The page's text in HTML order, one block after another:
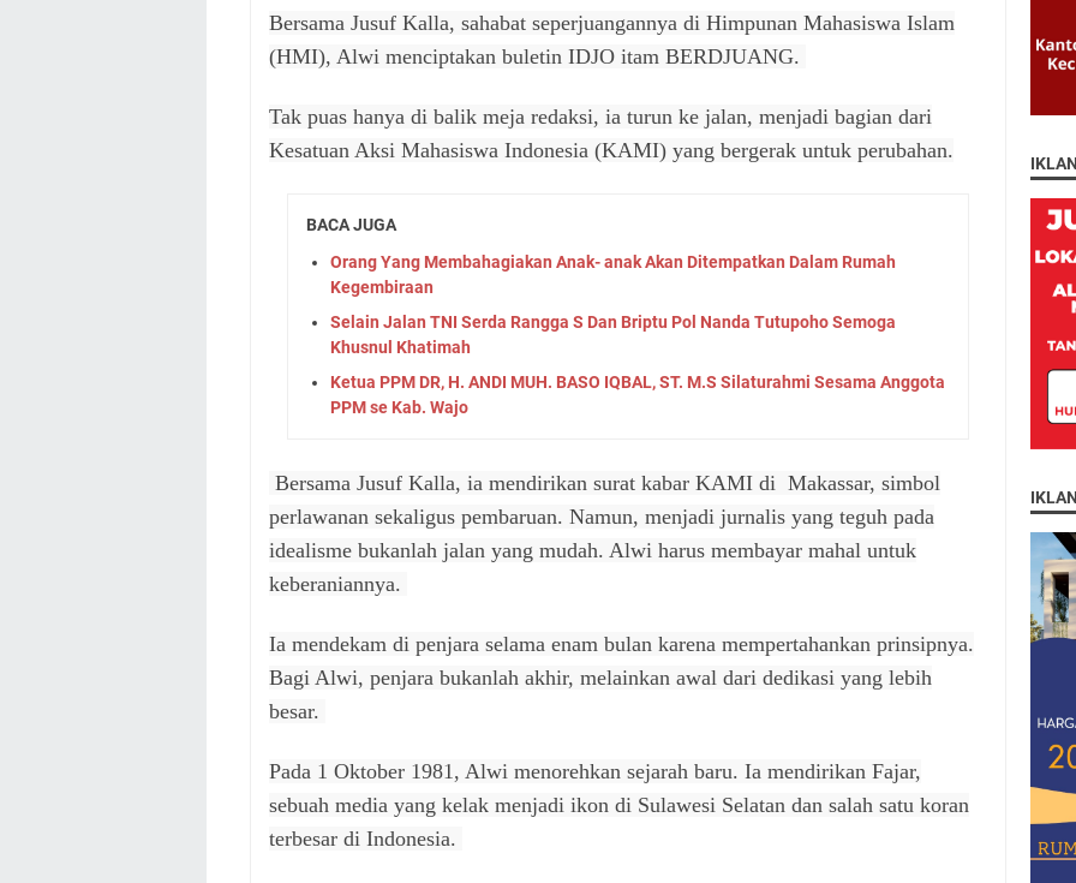
Bersama Jusuf Kalla, sahabat seperjuangannya di Himpunan Mahasiswa Islam
(HMI), Alwi menciptakan buletin IDJO itam BERDJUANG.
Tak puas hanya di balik meja redaksi, ia turun ke jalan, menjadi bagian dari
Kesatuan Aksi Mahasiswa Indonesia (KAMI) yang bergerak untuk perubahan.
BACA JUGA
Orang Yang Membahagiakan Anak- anak Akan Ditempatkan Dalam Rumah
Kegembiraan
Selain Jalan TNI Serda Rangga S Dan Briptu Pol Nanda Tutupoho Semoga
Khusnul Khatimah
Ketua PPM DR, H. ANDI MUH. BASO IQBAL, ST. M.S Silaturahmi Sesama Anggota
PPM se Kab. Wajo
Bersama Jusuf Kalla, ia mendirikan surat kabar KAMI di Makassar, simbol
perlawanan sekaligus pembaruan. Namun, menjadi jurnalis yang teguh pada
idealisme bukanlah jalan yang mudah. Alwi harus membayar mahal untuk
keberaniannya.
Ia mendekam di penjara selama enam bulan karena mempertahankan prinsipnya.
Bagi Alwi, penjara bukanlah akhir, melainkan awal dari dedikasi yang lebih
besar.
Pada 1 Oktober 1981, Alwi menorehkan sejarah baru. Ia mendirikan Fajar,
sebuah media yang kelak menjadi ikon di Sulawesi Selatan dan salah satu koran
terbesar di Indonesia.